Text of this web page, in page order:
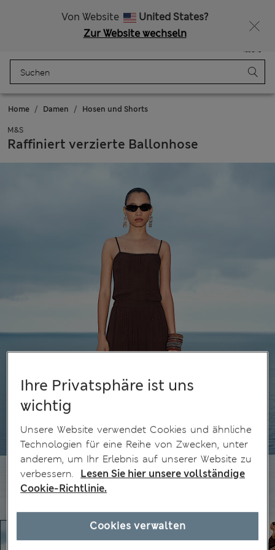
Von Website
United States?
Zur Website wechseln
Tasche
Home Damen Hosen und Shorts
M&S
Raffiniert verzierte Ballonhose
Ihre Privatsphäre ist uns
wichtig
Unsere Website verwendet Cookies und ähnliche
Technologien für eine Reihe von Zwecken, unter
anderem, um Ihr Erlebnis auf unserer Website zu
verbessern.
Lesen Sie hier unsere vollständige
Cookie-Richtlinie.
Cookies verwalten